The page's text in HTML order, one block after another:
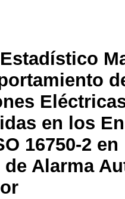
en los
16750-2 en
Alarma